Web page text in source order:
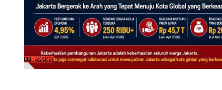
DKI JAKARTA